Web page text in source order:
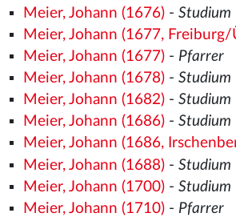
Meier, Johann (1676)- Studium
Meier, Johann (1677, Freiburg/
Meier, Johann (1677)- Pfarrer
Meier, Johann (1678)- Studium
Meier, Johann (1682)- Studium
Meier, Johann (1686)- Studium
Meier, Johann (1686,
Meier, Johann (1688)- Studium
Meier, Johann (1700)- Studium
Meier, Johann (1710)- Pfarrer